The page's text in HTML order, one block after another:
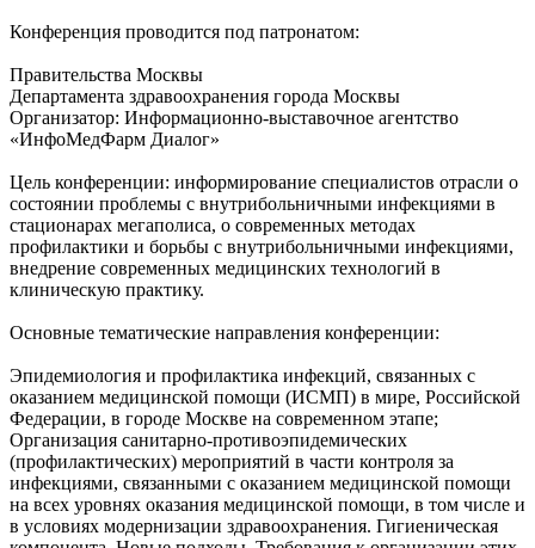
Конференция проводится под патронатом:
Правительства Москвы
Департамента здравоохранения города Москвы
Организатор: Информационно-выставочное агентство
«ИнфоМедФарм Диалог»
Цель конференции: информирование специалистов отрасли о
состоянии проблемы с внутрибольничными инфекциями в
стационарах мегаполиса, о современных методах
профилактики и борьбы с внутрибольничными инфекциями,
внедрение современных медицинских технологий в
клиническую практику.
Основные тематические направления конференции:
Эпидемиология и профилактика инфекций, связанных с
оказанием медицинской помощи (ИСМП) в мире, Российской
Федерации, в городе Москве на современном этапе;
Организация санитарно-противоэпидемических
(профилактических) мероприятий в части контроля за
инфекциями, связанными с оказанием медицинской помощи
на всех уровнях оказания медицинской помощи, в том числе и
в условиях модернизации здравоохранения. Гигиеническая